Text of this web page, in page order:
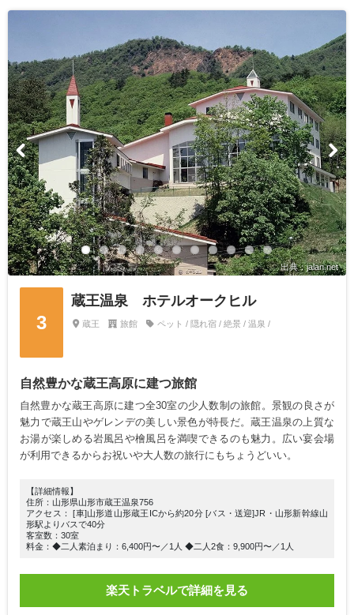
出典：jalan.net
3
蔵王温泉 ホテルオークヒル
蔵王 旅館 ペット / 隠れ宿 / 絶景 / 温泉 /
自然豊かな蔵王高原に建つ旅館
自然豊かな蔵王高原に建つ全30室の少人数制の旅館。景観の良さが
魅力で蔵王山やゲレンデの美しい景色が特長だ。蔵王温泉の上質な
お湯が楽しめる岩風呂や檜風呂を満喫できるのも魅力。広い宴会場
が利用できるからお祝いや大人数の旅行にもちょうどいい。
【詳細情報】
住所：山形県山形市蔵王温泉756
アクセス： [車]山形道山形蔵王ICから約20分 [バス・送迎]JR・山形新幹線山
形駅よりバスで40分
客室数：30室
料金：◆二人素泊まり：6,400円〜／1人 ◆二人2食：9,900円〜／1人
楽天トラベルで詳細を見る